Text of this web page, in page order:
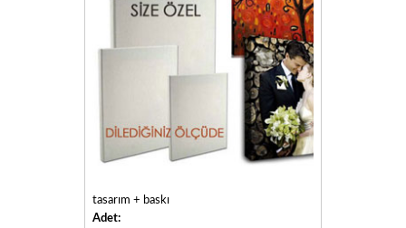
tasarım + baskı
Adet: